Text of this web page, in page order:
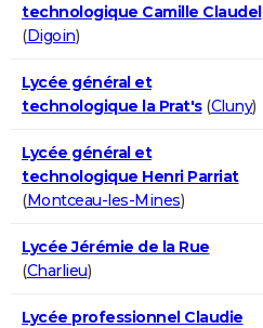
technologique Camille Claudel
(Digoin)
Lycée général et
technologique la Prat's(Cluny)
Lycée général et
technologique Henri Parriat
(Montceau-les-Mines)
Lycée Jérémie de la Rue
(Charlieu)
Lycée professionnel Claudie